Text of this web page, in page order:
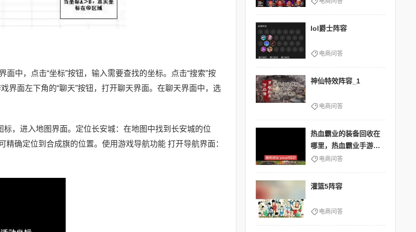
中，点击“坐标”按钮，输入需要查找的坐标。点击“搜索”按
界面左下角的“聊天”按钮，打开聊天界面。在聊天界面中，选
，进入地图界面。定位长安城：在地图中找到长安城的位
确定位到合成旗的位置。使用游戏导航功能 打开导航界面：
lol爵士阵容
电商问答
神仙特效阵容_1
电商问答
热血霸业的装备回收在
哪里，热血霸业手游礼
包兑换
电商问答
灌篮5阵容
电商问答